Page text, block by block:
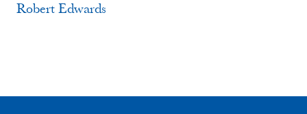
Robert Edwards